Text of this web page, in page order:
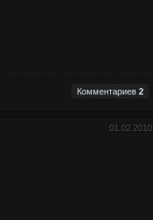
Комментариев 2
01.02.2010